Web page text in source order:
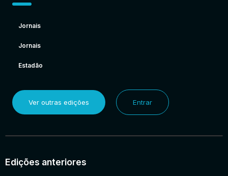
Jornais
Jornais
Estadão
Ver outras edições Entrar
Edições anteriores